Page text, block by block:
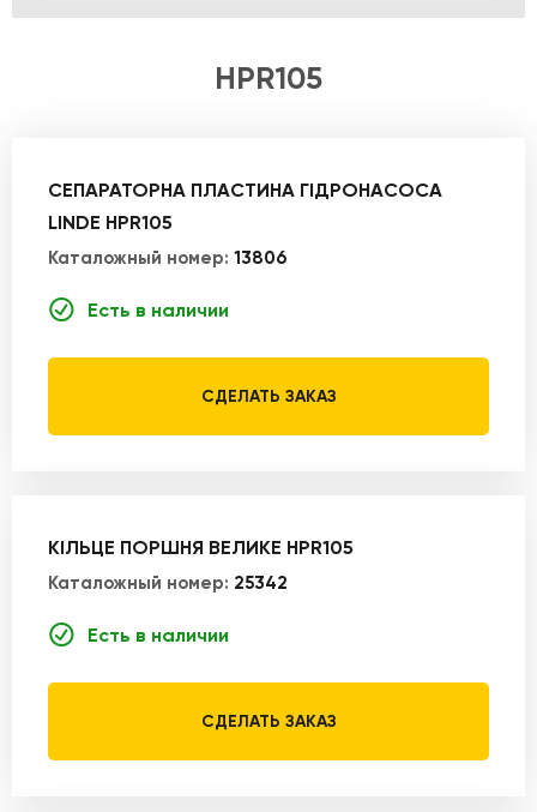
HPR105
СЕПАРАТОРНА ПЛАСТИНА ГІДРОНАСОСА
LINDE HPR105
Каталожный номер: 13806
Есть в наличии
СДЕЛАТЬ ЗАКАЗ
КІЛЬЦЕ ПОРШНЯ ВЕЛИКЕ HPR105
Каталожный номер: 25342
Есть в наличии
СДЕЛАТЬ ЗАКАЗ